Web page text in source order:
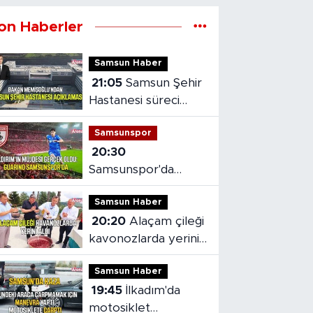
Haberler
Samsun Haber
21:05 Samsun Şehir
Hastanesi süreci
masaya yatırıldı
Samsunspor
20:30
Samsunspor'da
Gabriele dönemi
başladı
Samsun Haber
20:20 Alaçam çileği
kavonozlarda yerini
aldı
Samsun Haber
19:45
motosiklet